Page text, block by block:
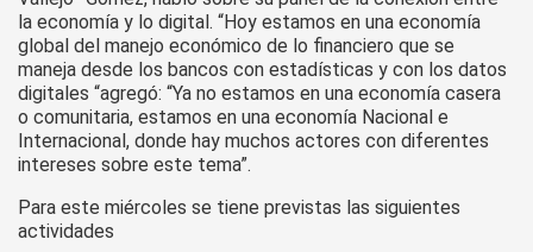
la economía y lo digital. “Hoy estamos en una economía
global del manejo económico de lo financiero que se
maneja desde los bancos con estadísticas y con los datos
digitales “agregó: “Ya no estamos en una economía casera
o comunitaria, estamos en una economía Nacional e
Internacional, donde hay muchos actores con diferentes
intereses sobre este tema”.
Para este miércoles se tiene previstas las siguientes
actividades